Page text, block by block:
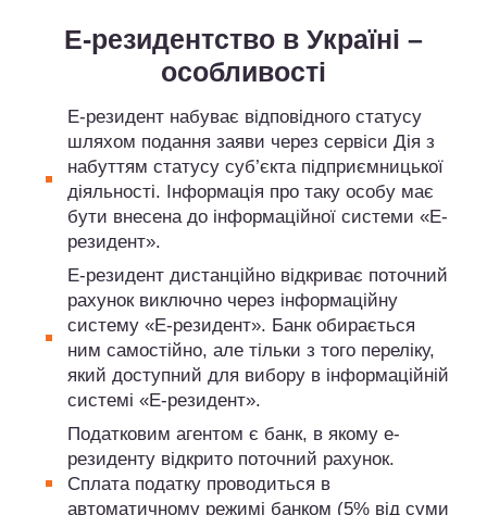
Е-резидентство в Україні –
особливості
Е-резидент набуває відповідного статусу
шляхом подання заяви через сервіси Дія з
набуттям статусу суб’єкта підприємницької
діяльності. Інформація про таку особу має
бути внесена до інформаційної системи «Е-
резидент».
Е-резидент дистанційно відкриває поточний
рахунок виключно через інформаційну
систему «Е-резидент». Банк обирається
ним самостійно, але тільки з того переліку,
який доступний для вибору в інформаційній
системі «Е-резидент».
Податковим агентом є банк, в якому е-
резиденту відкрито поточний рахунок.
Сплата податку проводиться в
автоматичному режимі банком (5% від суми